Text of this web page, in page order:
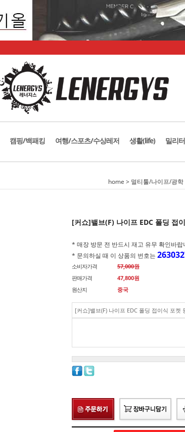
캠핑/백패킹 여행/스포츠/수상레저 생활(life) 밀리
home > 멀티툴/나이프/광학
[커쇼]밸브(F) 나이프 EDC 폴딩 접
* 매장 방문 전 반드시 재고 유무 확인바
* 문의하실 때 이 상품의 번호는
소비자가격
57,000원
판매가격
47,800원
원산지
중국
[커쇼]밸브(F) 나이프 EDC 폴딩 접이식 포켓